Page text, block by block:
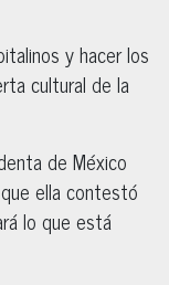
y hacer los
cultural de la
de México
ella contestó
lo que está